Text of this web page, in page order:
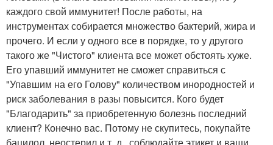
каждого свой иммунитет! После работы, на
инструментах собирается множество бактерий, жира и
прочего. И если у одного все в порядке, то у другого
такого же "Чистого" клиента все может обстоять хуже.
Его упавший иммунитет не сможет справиться с
"Упавшим на его Голову" количеством инородностей и
риск заболевания в разы повысится. Кого будет
"Благодарить" за приобретенную болезнь последний
клиент? Конечно вас. Потому не скупитесь, покупайте